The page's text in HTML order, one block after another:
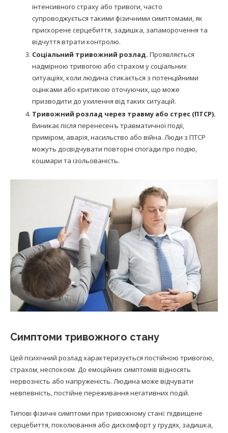
інтенсивного страху або тривоги, часто
супроводжується такими фізичними симптомами, як
прискорене серцебиття, задишка, запаморочення та
відчуття втрати контролю.
Соціальний тривожний розлад. Проявляється
надмірною тривогою або страхом у соціальних
ситуаціях, коли людина стикається з потенційними
оцінками або критикою оточуючих, що може
призводити до ухилення від таких ситуацій.
Тривожний розлад через травму або стрес (ПТСР).
Виникає після перенесенъ травматичної події,
приміром, аварія, насильство або війна. Люди з ПТСР
можуть досвідчувати повторні спогади про подію,
кошмари та ізольованість.
Симптоми тривожного стану
Цей психічний розлад характеризується постійною тривогою,
страхом, неспокоєм. До емоційних симптомів відносять
нервозність або напруженість. Людина може відчувати
невпевність, постійне переживання негативних подій.
Типові фізичні симптоми при тривожному стані: підвищене
серцебиття, поколювання або дискомфорт у грудях, задишка,